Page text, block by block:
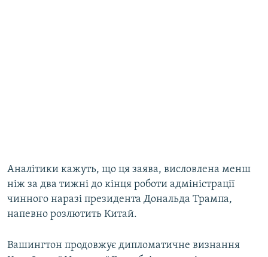
Аналітики кажуть, що ця заява, висловлена менш
ніж за два тижні до кінця роботи адміністрації
чинного наразі президента Дональда Трампа,
напевно розлютить Китай.
Вашингтон продовжує дипломатичне визнання